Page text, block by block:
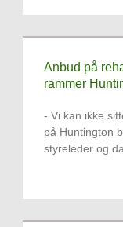
Anbud på
rammer
- Vi kan ikke
på Huntington
styreleder og